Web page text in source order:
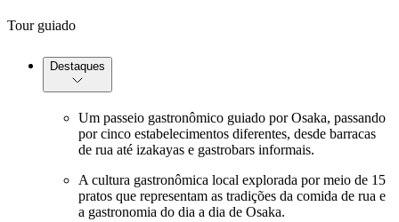
Tour guiado
Destaques
Um passeio gastronômico guiado por Osaka, passando
por cinco estabelecimentos diferentes, desde barracas
de rua até izakayas e gastrobars informais.
A cultura gastronômica local explorada por meio de 15
pratos que representam as tradições da comida de rua e
a gastronomia do dia a dia de Osaka.